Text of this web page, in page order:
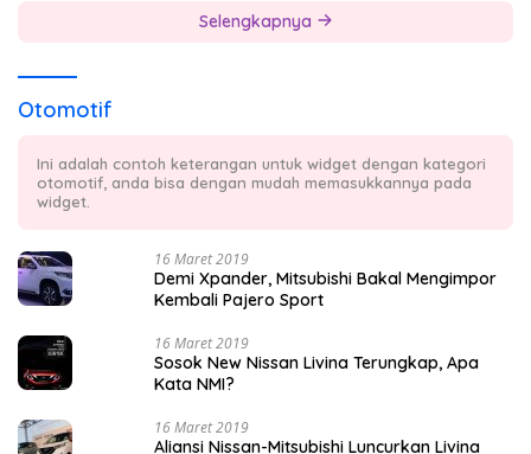
Selengkapnya
Otomotif
Ini adalah contoh keterangan untuk widget dengan kategori
otomotif, anda bisa dengan mudah memasukkannya pada
widget.
16 Maret 2019
Demi Xpander, Mitsubishi Bakal Mengimpor
Kembali Pajero Sport
16 Maret 2019
Sosok New Nissan Livina Terungkap, Apa
Kata NMI?
16 Maret 2019
Aliansi Nissan-Mitsubishi Luncurkan Livina